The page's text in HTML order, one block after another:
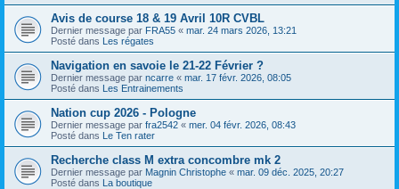
Avis de course 18 & 19 Avril 10R CVBL
Dernier message par FRA55 « mar. 24 mars 2026, 13:21
Posté dans Les régates
Navigation en savoie le 21-22 Février ?
Dernier message par ncarre « mar. 17 févr. 2026, 08:05
Posté dans Les Entrainements
Nation cup 2026 - Pologne
Dernier message par fra2542 « mer. 04 févr. 2026, 08:43
Posté dans Le Ten rater
Recherche class M extra concombre mk 2
Dernier message par Magnin Christophe « mar. 09 déc. 2025, 20:27
Posté dans La boutique